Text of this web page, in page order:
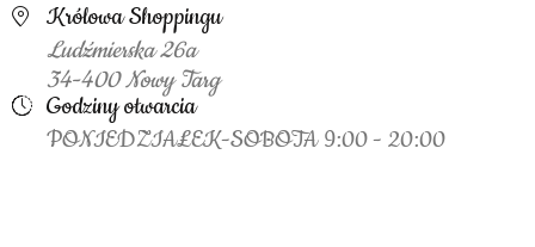
Królowa Shoppingu
Ludźmierska 26a
34-400 Nowy Targ
Godziny otwarcia
PONIEDZIAŁEK-SOBOTA 9:00 - 20:00